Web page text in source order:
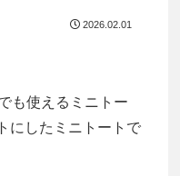
2026.02.01
も使えるミニトー
にしたミニトートで